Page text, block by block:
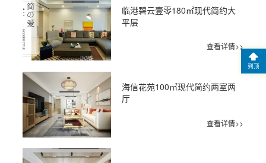
临港碧云壹零180㎡现代简约大
平层
查看详情>>
海信花苑100㎡现代简约两室两
厅
查看详情>>
到顶